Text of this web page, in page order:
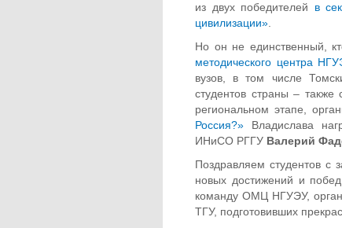
из двух победителей в
цивилизации»
Но он не единственный,
методического центра
вузов, в том числе
студентов страны – также
региональном этапе,
Россия?» Владислава
ИНиСО РГГУ Валерий
Поздравляем студентов с
новых достижений и
команду ОМЦ НГУЭУ,
ТГУ, подготовивших